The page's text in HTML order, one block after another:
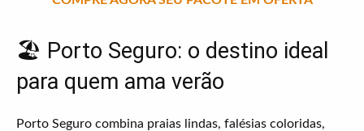
🏖️ Porto Seguro: o destino ideal
para quem ama verão
Porto Seguro combina praias lindas, falésias coloridas,